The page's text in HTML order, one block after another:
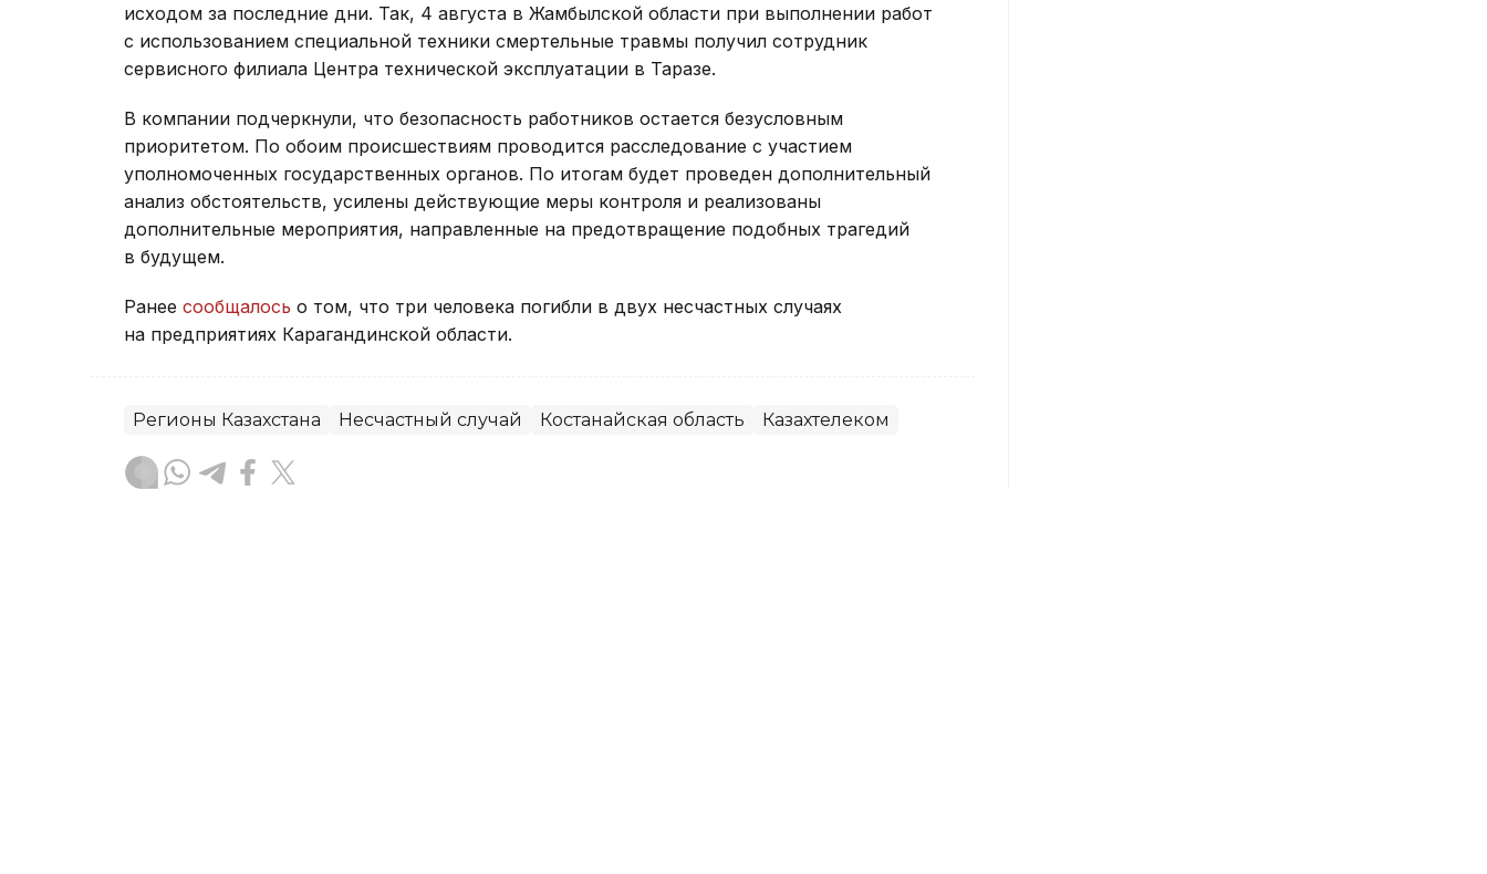
исходом за последние дни. Так, 4 августа в Жамбылской области при выполнении работ
с использованием специальной техники смертельные травмы получил сотрудник
сервисного филиала Центра технической эксплуатации в Таразе.
В компании подчеркнули, что безопасность работников остается безусловным
приоритетом. По обоим происшествиям проводится расследование с участием
уполномоченных государственных органов. По итогам будет проведен дополнительный
анализ обстоятельств, усилены действующие меры контроля и реализованы
дополнительные мероприятия, направленные на предотвращение подобных трагедий
в будущем.
Ранее сообщалось о том, что три человека погибли в двух несчастных случаях
на предприятиях Карагандинской области.
Регионы Казахстана Несчастный случай Костанайская область Казахтелеком